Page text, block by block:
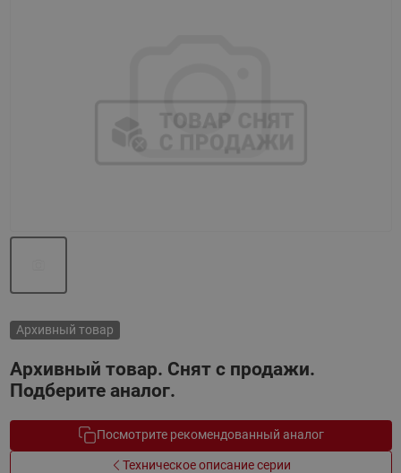
Архивный товар
Архивный товар. Снят с продажи.
Подберите аналог.
Посмотрите рекомендованный аналог
Техническое описание серии